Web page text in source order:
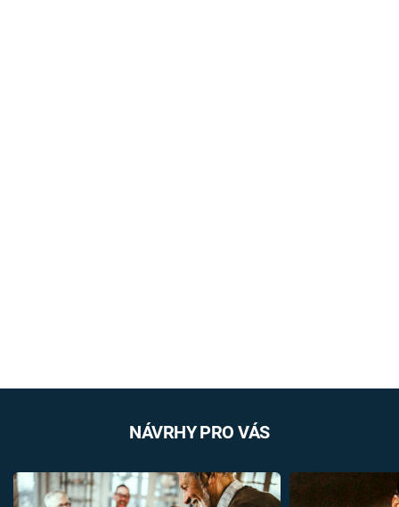
NÁVRHY PRO VÁS